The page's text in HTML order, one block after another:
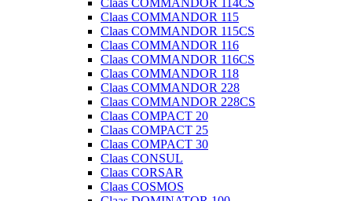
Claas COMMANDOR 114CS
Claas COMMANDOR 115
Claas COMMANDOR 115CS
Claas COMMANDOR 116
Claas COMMANDOR 116CS
Claas COMMANDOR 118
Claas COMMANDOR 228
Claas COMMANDOR 228CS
Claas COMPACT 20
Claas COMPACT 25
Claas COMPACT 30
Claas CONSUL
Claas CORSAR
Claas COSMOS